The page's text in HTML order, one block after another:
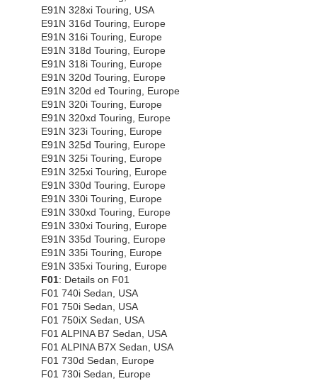
E91N 328xi Touring, USA
E91N 316d Touring, Europe
E91N 316i Touring, Europe
E91N 318d Touring, Europe
E91N 318i Touring, Europe
E91N 320d Touring, Europe
E91N 320d ed Touring, Europe
E91N 320i Touring, Europe
E91N 320xd Touring, Europe
E91N 323i Touring, Europe
E91N 325d Touring, Europe
E91N 325i Touring, Europe
E91N 325xi Touring, Europe
E91N 330d Touring, Europe
E91N 330i Touring, Europe
E91N 330xd Touring, Europe
E91N 330xi Touring, Europe
E91N 335d Touring, Europe
E91N 335i Touring, Europe
E91N 335xi Touring, Europe
F01: Details on F01
F01 740i Sedan, USA
F01 750i Sedan, USA
F01 750iX Sedan, USA
F01 ALPINA B7 Sedan, USA
F01 ALPINA B7X Sedan, USA
F01 730d Sedan, Europe
F01 730i Sedan, Europe